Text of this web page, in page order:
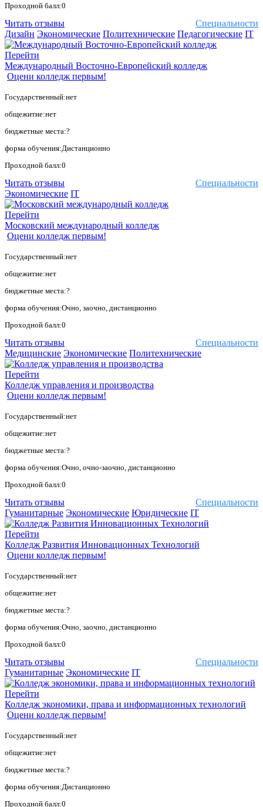
Проходной балл:0
Специальности
Читать отзывы
Дизайн Экономические Политехнические Педагогические IT
Перейти
Международный Восточно-Европейский колледж
Оцени колледж первым!
Государственный:нет
общежитие:нет
бюджетные места:?
форма обучения:Дистанционно
Проходной балл:0
Специальности
Читать отзывы
Экономические IT
Перейти
Московский международный колледж
Оцени колледж первым!
Государственный:нет
общежитие:нет
бюджетные места:?
форма обучения:Очно, заочно, дистанционно
Проходной балл:0
Специальности
Читать отзывы
Медицинские Экономические Политехнические
Перейти
Колледж управления и производства
Оцени колледж первым!
Государственный:нет
общежитие:нет
бюджетные места:?
форма обучения:Очно, очно-заочно, дистанционно
Проходной балл:0
Специальности
Читать отзывы
Гуманитарные Экономические Юридические IT
Перейти
Колледж Развития Инновационных Технологий
Оцени колледж первым!
Государственный:нет
общежитие:нет
бюджетные места:?
форма обучения:Очно, заочно, дистанционно
Проходной балл:0
Специальности
Читать отзывы
Гуманитарные Экономические IT
Перейти
Колледж экономики, права и информационных технологий
Оцени колледж первым!
Государственный:нет
общежитие:нет
бюджетные места:?
форма обучения:Дистанционно
Проходной балл:0